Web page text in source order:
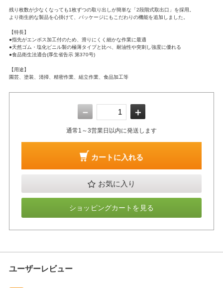
残り枚数が少なくなっても1枚ずつの取り出しが簡単な「2段階式取出口」を採用。
より衛生的な製品を心掛けて、パッケージにもこだわりの機能を追加しました。
【特長】
●指先がエンボス加工付のため、滑りにくく細かな作業に最適
●天然ゴム・塩化ビニル製の極薄タイプと比べ、耐油性や突刺し強度に優れる
●食品衛生法適合(厚生省告示 第370号)
【用途】
園芸、塗装、清掃、精密作業、組立作業、食品加工等
－ ＋
通常1～3営業日以内に発送します
カートに入れる
お気に入り
ショッピングカートを見る
ユーザーレビュー